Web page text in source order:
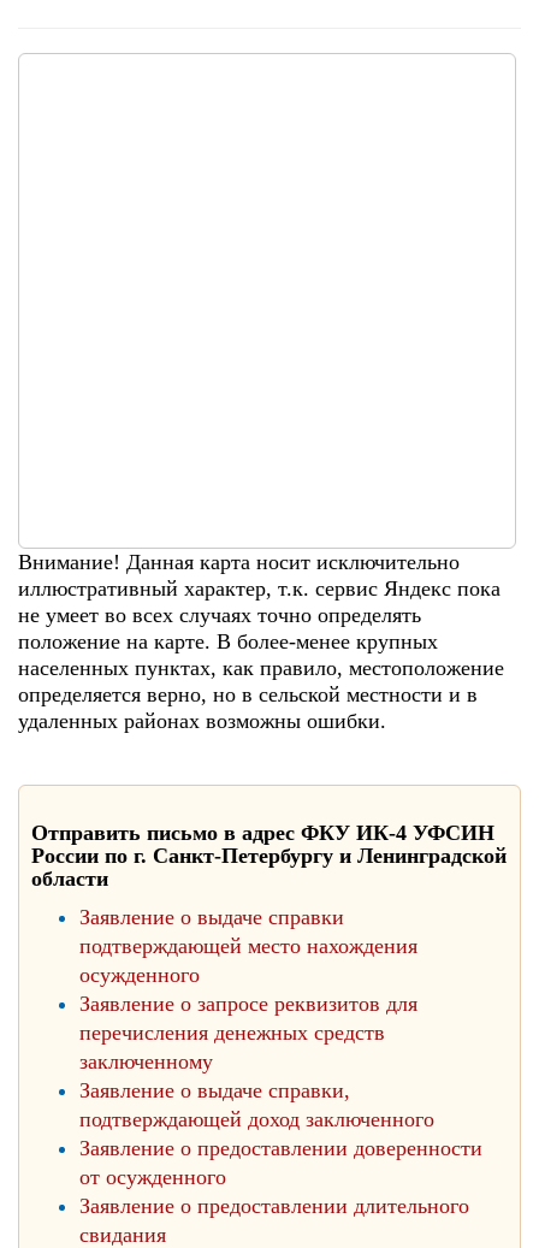
Внимание! Данная карта носит исключительно
иллюстративный характер, т.к. сервис Яндекс пока
не умеет во всех случаях точно определять
положение на карте. В более-менее крупных
населенных пунктах, как правило, местоположение
определяется верно, но в сельской местности и в
удаленных районах возможны ошибки.
Отправить письмо в адрес ФКУ ИК-4 УФСИН
России по г. Санкт-Петербургу и Ленинградской
области
Заявление о выдаче справки
подтверждающей место нахождения
осужденного
Заявление о запросе реквизитов для
перечисления денежных средств
заключенному
Заявление о выдаче справки,
подтверждающей доход заключенного
Заявление о предоставлении доверенности
от осужденного
Заявление о предоставлении длительного
свидания